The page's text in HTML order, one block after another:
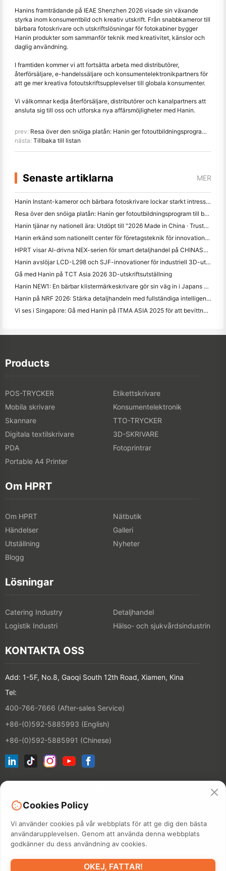
Hanins framträdande på IEAE Shenzhen 2026 visade sin växande
styrka inom konsumentbild och kreativ utskrift. Från snabbkameror till
bärbara fotoskrivare och utskriftslösningar för fotokabiner bygger
Hanin produkter som sammanför teknik med kreativitet, känslor och
daglig användning.
I framtiden kommer vi att fortsätta arbeta med distributörer,
återförsäljare, e-handelssäljare och konsumentelektronikpartners för
att ge mer kreativa fotoutskriftsupplevelser till globala konsumenter.
Vi välkomnar kedja återförsäljare, distributörer och kanalpartners att
ansluta sig till oss och utforska nya affärsmöjligheter med Hanin.
prev: Resa över den snöiga platån: Hanin ger fotoutbildningsprogram till barn i Qamdo
nästa: Tillbaka till listan
Senaste artiklarna MER
Hanin Instant-kameror och bärbara fotoskrivare lockar starkt intresse på IEAE Shenzhen 2026
Resa över den snöiga platån: Hanin ger fotoutbildningsprogram till barn i Qamdo
Hanin tjänar ny nationell ära: Utdöpt till "2026 Made in China · Trusted Brand by Consumers"
Hanin erkänd som nationellt center för företagsteknik för innovationsledarskap
HPRT visar AI-drivna NEX-serien för smart detaljhandel på CHINASHOP 2026
Hanin avslöjar LCD-L298 och SJF-innovationer för industriell 3D-utskrift på TCT Asia 2026
Gå med Hanin på TCT Asia 2026 3D-utskriftsutställning
Hanin NEW1: En bärbar klistermärkeskrivare gör sin väg in i Japans LOFT-butiker
Hanin på NRF 2026: Stärka detaljhandeln med fullständiga intelligenta trycklösningar
Vi ses i Singapore: Gå med Hanin på ITMA ASIA 2025 för att bevittna den senaste digitala utskriftstekniken
Products
POS-TRYCKER
Etikettskrivare
Mobila skrivare
Konsumentelektronik
Skannare
TTO-TRYCKER
Digitala textilskrivare
3D-SKRIVARE
PDA
Fotoprintrar
Portable A4 Printer
Om HPRT
Om HPRT
Nätbutik
Händelser
Galleri
Utställning
Nyheter
Blogg
Lösningar
Catering Industry
Detaljhandel
Logistik Industri
Hälso- och sjukvårdsindustrin
KONTAKTA OSS
Add: 1-5F, No.8, Gaoqi South 12th Road, Xiamen, Kina
Tel:
400-766-7666 (After-sales Service)
+86-(0)592-5885993 (English)
+86-(0)592-5885991 (Chinese)
©2026 XIAMEN HANIN CO., LTD.SEKRETESSPOLICY
Cookies Policy
Vi använder cookies på vår webbplats för att ge dig den bästa
användarupplevelsen. Genom att använda denna webbplats
godkänner du dess användning av cookies.
OKEJ, FATTAR!